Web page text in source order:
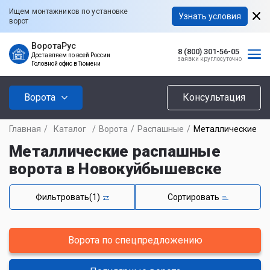
Ищем монтажников по установке
ворот
Узнать условия
ВоротаРус
Доставляем по всей России
Головной офис в Тюмени
8 (800) 301-56-05
заявки круглосуточно
Ворота Консультация
Главная / Каталог / Ворота / Распашные / Металлические
Металлические распашные
ворота в Новокуйбышевске
Фильтровать(1) Сортировать
Ворота по спецпредложению